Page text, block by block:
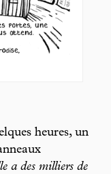
heures, un
a des milliers de